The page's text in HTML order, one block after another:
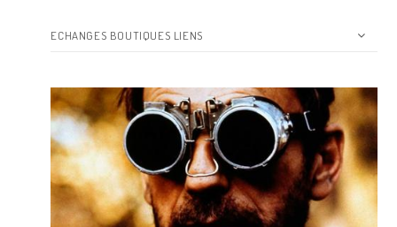
ECHANGES BOUTIQUES LIENS